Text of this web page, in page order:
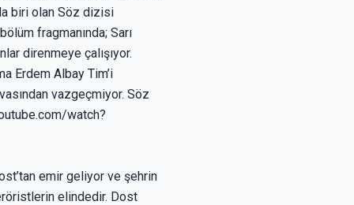
biri olan Söz dizisi
fragmanında; Sarı
direnmeye çalışıyor.
Erdem Albay Tim’i
vazgeçmiyor. Söz
watch?
emir geliyor ve şehrin
elindedir. Dost